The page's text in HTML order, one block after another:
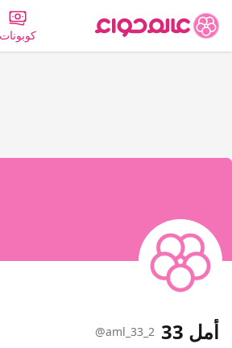
كوبونات
أمل 33
@aml_33_2